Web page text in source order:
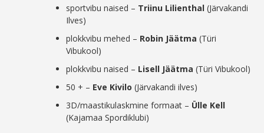
sportvibu naised – Triinu Lilienthal (Järvakandi
Ilves)
plokkvibu mehed – Robin Jäätma (Türi
Vibukool)
plokkvibu naised – Lisell Jäätma (Türi Vibukool)
50 + – Eve Kivilo (Järvakandi ilves)
3D/maastikulaskmine formaat – Ülle Kell
(Kajamaa Spordiklubi)